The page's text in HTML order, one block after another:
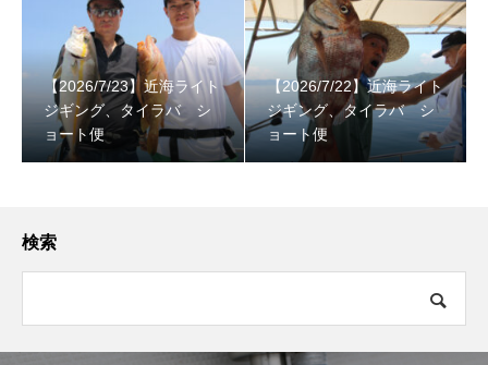
【2026/7/23】近海ライト
ジギング、タイラバ シ
ョート便
【2026/7/22】近海ライト
ジギング、タイラバ シ
ョート便
検索